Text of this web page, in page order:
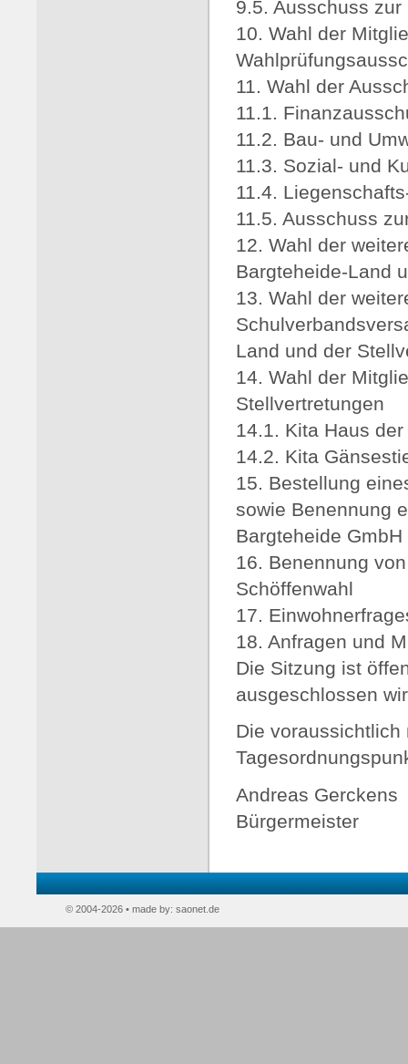
9.5. Ausschuss
10. Wahl der
11. Wahl der
11.1.
11.2. Bau- und
11.3. Sozial- und
11.4.
11.5. Ausschuss
12. Wahl der
Bargteheide-Land
13. Wahl der
Land und der
14. Wahl der
Stellvertretungen
14.1. Kita Haus
14.2. Kita
15. Bestellung
sowie Benennung
Bargteheide GmbH
16. Benennung
Schöffenwahl
17.
18. Anfragen und
Die Sitzung ist
ausgeschlossen
Die
Andreas Gerckens
Bürgermeister
© 2004-2026 • made by: saonet.de